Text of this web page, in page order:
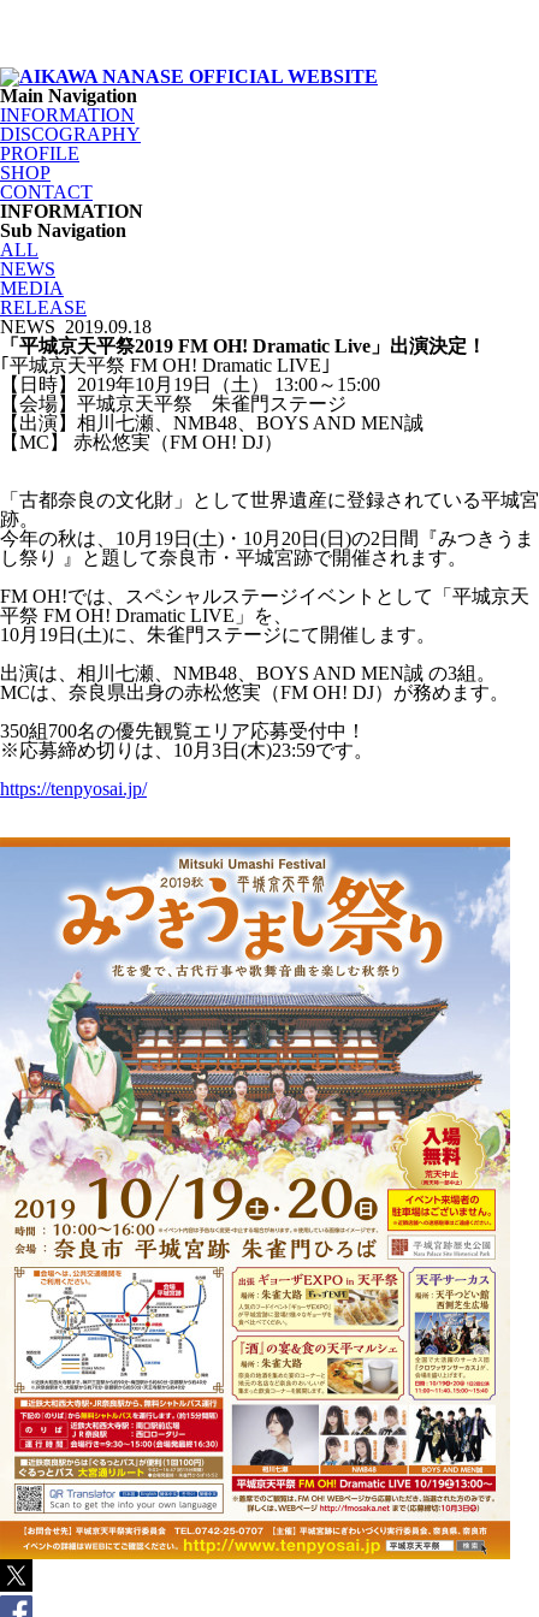
Main Navigation
INFORMATION
DISCOGRAPHY
PROFILE
SHOP
CONTACT
INFORMATION
Sub Navigation
ALL
NEWS
MEDIA
RELEASE
NEWS 2019.09.18
「平城京天平祭2019 FM OH! Dramatic Live」出演決定！
｢平城京天平祭 FM OH! Dramatic LIVE｣
【日時】2019年10月19日（土） 13:00～15:00
【会場】平城京天平祭 朱雀門ステージ
【出演】相川七瀬、NMB48、BOYS AND MEN誠
【MC】 赤松悠実（FM OH! DJ）
「古都奈良の文化財」として世界遺産に登録されている平城宮
跡。
今年の秋は、10月19日(土)・10月20日(日)の2日間『みつきうま
し祭り 』と題して奈良市・平城宮跡で開催されます。
FM OH!では、スペシャルステージイベントとして「平城京天
平祭 FM OH! Dramatic LIVE」を、
10月19日(土)に、朱雀門ステージにて開催します。
出演は、相川七瀬、NMB48、BOYS AND MEN誠 の3組。
MCは、奈良県出身の赤松悠実（FM OH! DJ）が務めます。
350組700名の優先観覧エリア応募受付中！
※応募締め切りは、10月3日(木)23:59です。
https://tenpyosai.jp/